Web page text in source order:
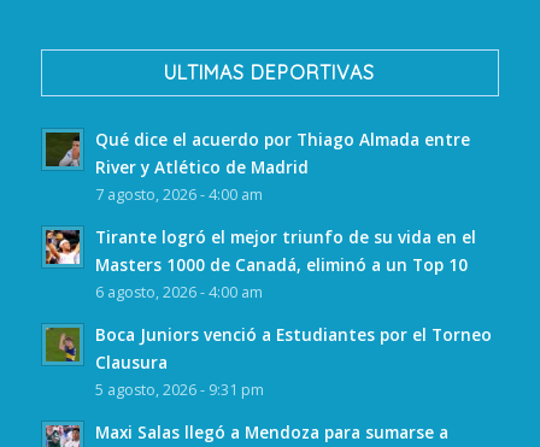
ULTIMAS DEPORTIVAS
Qué dice el acuerdo por Thiago Almada entre
River y Atlético de Madrid
7 agosto, 2026 - 4:00 am
Tirante logró el mejor triunfo de su vida en el
Masters 1000 de Canadá, eliminó a un Top 10
6 agosto, 2026 - 4:00 am
Boca Juniors venció a Estudiantes por el Torneo
Clausura
5 agosto, 2026 - 9:31 pm
Maxi Salas llegó a Mendoza para sumarse a